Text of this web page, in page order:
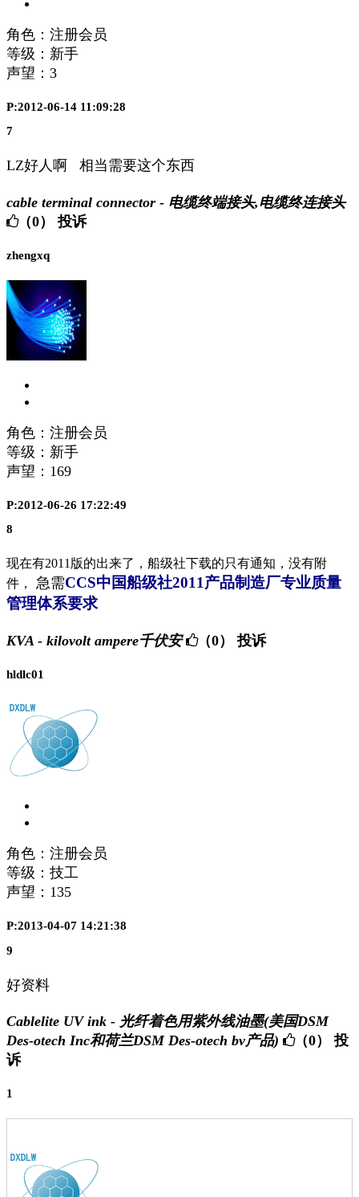
角色：注册会员
等级：新手
声望： 3
P:2012-06-14 11:09:28
7
LZ好人啊 相当需要这个东西
cable terminal connector - 电缆终端接头,电缆终连接头
（0）
投诉
zhengxq
角色：注册会员
等级：新手
声望： 169
P:2012-06-26 17:22:49
8
现在有2011版的出来了，船级社下载的只有通知，没有附
件，
急需CCS中国船级社2011产品制造厂专业质量
管理体系要求
KVA - kilovolt ampere千伏安 （0） 投诉
hldlc01
角色：注册会员
等级：技工
声望： 135
P:2013-04-07 14:21:38
9
好资料
Cablelite UV ink - 光纤着色用紫外线油墨(美国DSM
Des-otech Inc和荷兰DSM Des-otech bv产品)
（0）
投
诉
1